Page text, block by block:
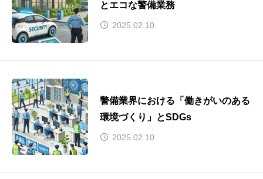
とエコな警備業務
2025.02.10
警備業界における「働きがいのある
環境づくり」とSDGs
2025.02.10